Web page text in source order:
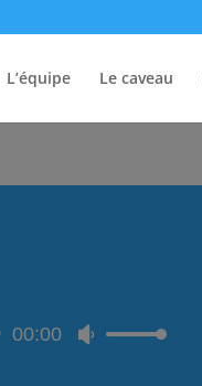
L’équipe Le caveau
00:00
Utilisez